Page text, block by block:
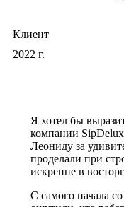
Клиент
2022 г.
Я хотел бы
компании
Леониду за
проделали при
искренне в
С самого начала